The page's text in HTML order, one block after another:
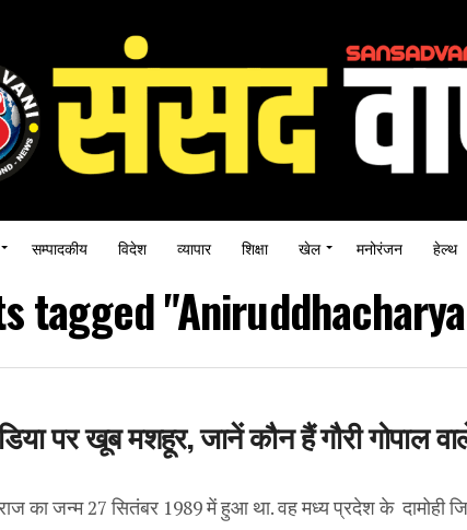
सम्पादकीय विदेश व्यापार शिक्षा खेल मनोरंजन हेल्थ
tagged
पर खूब मशहूर, जानें कौन हैं गौरी गोपाल
का जन्म 27 सितंबर 1989 में हुआ था. वह मध्य प्रदेश के दामोही